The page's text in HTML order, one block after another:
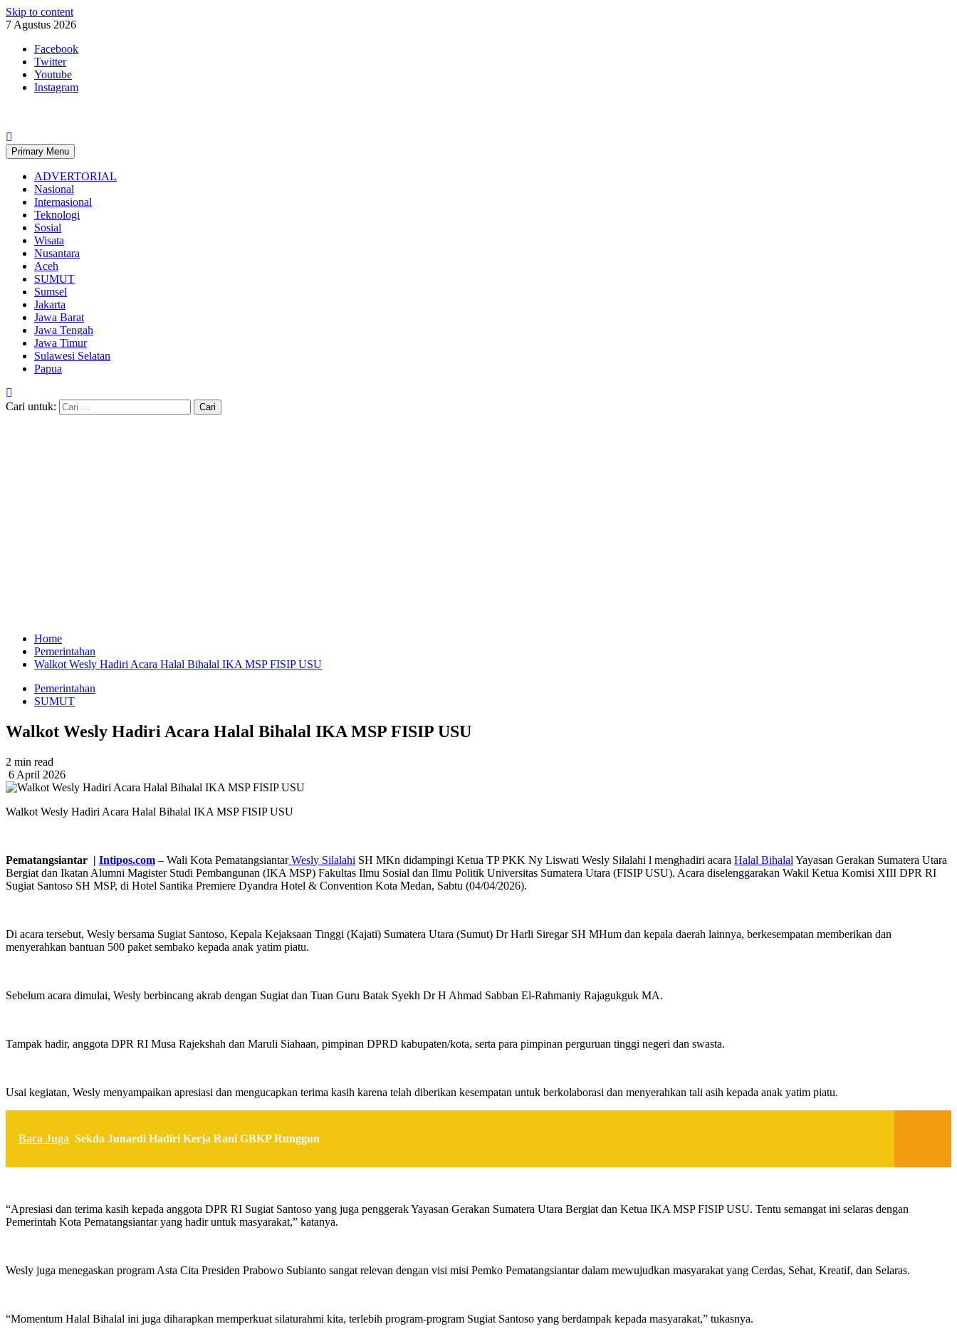
Skip to content
7 Agustus 2026
Facebook
Twitter
Youtube
Instagram
Primary Menu
ADVERTORIAL
Nasional
Internasional
Teknologi
Sosial
Wisata
Nusantara
Aceh
SUMUT
Sumsel
Jakarta
Jawa Barat
Jawa Tengah
Jawa Timur
Sulawesi Selatan
Papua
Cari untuk:
Home
Pemerintahan
Walkot Wesly Hadiri Acara Halal Bihalal IKA MSP FISIP USU
Pemerintahan
SUMUT
Walkot Wesly Hadiri Acara Halal Bihalal IKA MSP FISIP USU
2 min read
6 April 2026
Walkot Wesly Hadiri Acara Halal Bihalal IKA MSP FISIP USU
Pematangsiantar | Intipos.com – Wali Kota PematangsiantarWesly Silalahi SH MKn didampingi Ketua TP PKK Ny Liswati Wesly Silalahi l menghadiri acara Halal Bihalal Yayasan Gerakan Sumatera Utara
Bergiat dan Ikatan Alumni Magister Studi Pembangunan (IKA MSP) Fakultas Ilmu Sosial dan Ilmu Politik Universitas Sumatera Utara (FISIP USU). Acara diselenggarakan Wakil Ketua Komisi XIII DPR RI
Sugiat Santoso SH MSP, di Hotel Santika Premiere Dyandra Hotel & Convention Kota Medan, Sabtu (04/04/2026).
Di acara tersebut, Wesly bersama Sugiat Santoso, Kepala Kejaksaan Tinggi (Kajati) Sumatera Utara (Sumut) Dr Harli Siregar SH MHum dan kepala daerah lainnya, berkesempatan memberikan dan
menyerahkan bantuan 500 paket sembako kepada anak yatim piatu.
Sebelum acara dimulai, Wesly berbincang akrab dengan Sugiat dan Tuan Guru Batak Syekh Dr H Ahmad Sabban El-Rahmaniy Rajagukguk MA.
Tampak hadir, anggota DPR RI Musa Rajekshah dan Maruli Siahaan, pimpinan DPRD kabupaten/kota, serta para pimpinan perguruan tinggi negeri dan swasta.
Usai kegiatan, Wesly menyampaikan apresiasi dan mengucapkan terima kasih karena telah diberikan kesempatan untuk berkolaborasi dan menyerahkan tali asih kepada anak yatim piatu.
Baca Juga Sekda Junaedi Hadiri Kerja Rani GBKP Runggun
“Apresiasi dan terima kasih kepada anggota DPR RI Sugiat Santoso yang juga penggerak Yayasan Gerakan Sumatera Utara Bergiat dan Ketua IKA MSP FISIP USU. Tentu semangat ini selaras dengan
Pemerintah Kota Pematangsiantar yang hadir untuk masyarakat,” katanya.
Wesly juga menegaskan program Asta Cita Presiden Prabowo Subianto sangat relevan dengan visi misi Pemko Pematangsiantar dalam mewujudkan masyarakat yang Cerdas, Sehat, Kreatif, dan Selaras.
“Momentum Halal Bihalal ini juga diharapkan memperkuat silaturahmi kita, terlebih program-program Sugiat Santoso yang berdampak kepada masyarakat,” tukasnya.